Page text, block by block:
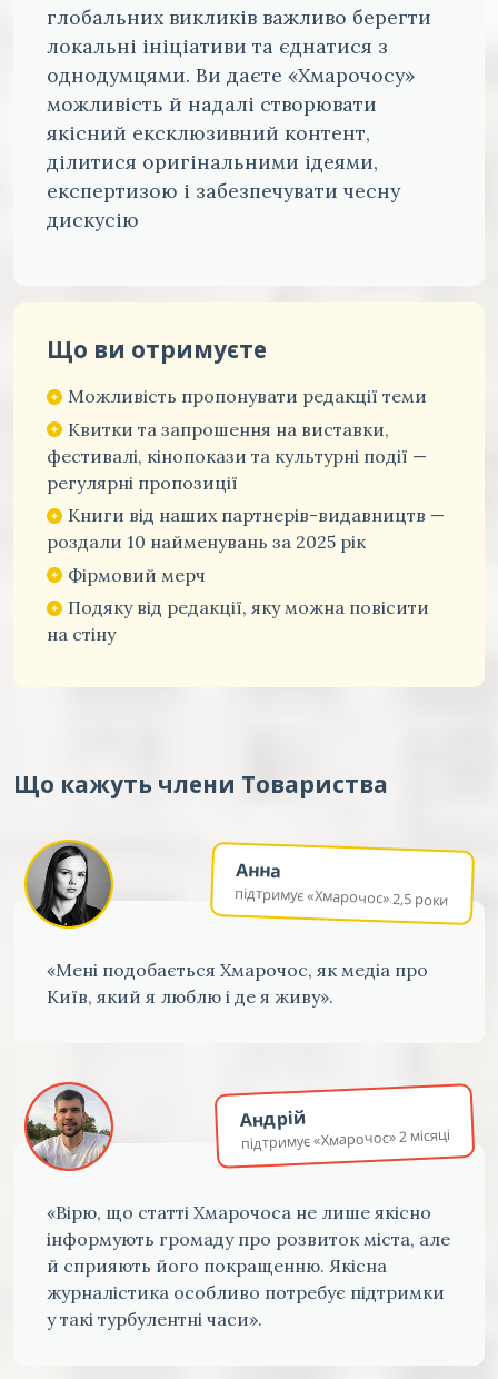
глобальних викликів важливо берегти
локальні ініціативи та єднатися з
однодумцями. Ви даєте «Хмарочосу»
можливість й надалі створювати
якісний ексклюзивний контент,
ділитися оригінальними ідеями,
експертизою і забезпечувати чесну
дискусію
Що ви отримуєте
Можливість пропонувати редакції теми
Квитки та запрошення на виставки,
фестивалі, кінопокази та культурні події —
регулярні пропозиції
Книги від наших партнерів-видавництв —
роздали 10 найменувань за 2025 рік
Фірмовий мерч
Подяку від редакції, яку можна повісити
на стіну
Що кажуть члени Товариства
Анна
підтримує «Хмарочос» 2,5 роки
«Мені подобається Хмарочос, як медіа про
Київ, який я люблю і де я живу».
Андрій
підтримує «Хмарочос» 2 місяці
«Вірю, що статті Хмарочоса не лише якісно
інформують громаду про розвиток міста, але
й сприяють його покращенню. Якісна
журналістика особливо потребує підтримки
у такі турбулентні часи».